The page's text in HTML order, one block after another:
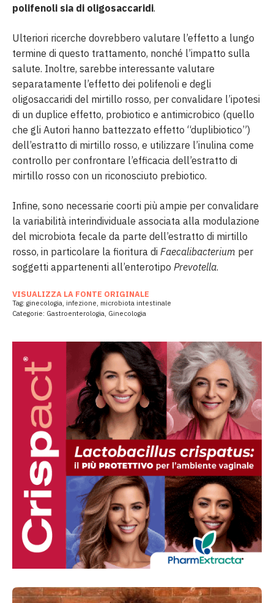
polifenoli sia di oligosaccaridi.
Ulteriori ricerche dovrebbero valutare l’effetto a lungo
termine di questo trattamento, nonché l’impatto sulla
salute. Inoltre, sarebbe interessante valutare
separatamente l’effetto dei polifenoli e degli
oligosaccaridi del mirtillo rosso, per convalidare l’ipotesi
di un duplice effetto, probiotico e antimicrobico (quello
che gli Autori hanno battezzato effetto “duplibiotico”)
dell’estratto di mirtillo rosso, e utilizzare l’inulina come
controllo per confrontare l’efficacia dell’estratto di
mirtillo rosso con un riconosciuto prebiotico.
Infine, sono necessarie coorti più ampie per convalidare
la variabilità interindividuale associata alla modulazione
del microbiota fecale da parte dell’estratto di mirtillo
rosso, in particolare la fioritura di Faecalibacterium per
soggetti appartenenti all’enterotipo Prevotella.
VISUALIZZA LA FONTE ORIGINALE
Tag: ginecologia, infezione, microbiota intestinale
Categorie: Gastroenterologia, Ginecologia